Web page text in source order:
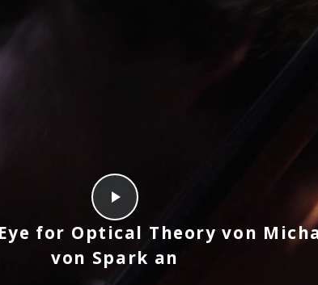
for Optical Theory von
von Spark an